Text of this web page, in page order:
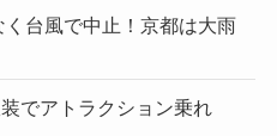
台風で中止！京都は大雨
でアトラクション乗れ